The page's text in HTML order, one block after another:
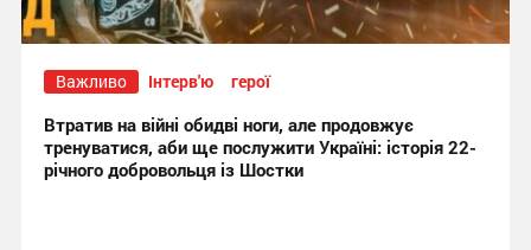
Важливо Інтерв'ю герої
Втратив на війні обидві ноги, але продовжує
тренуватися, аби ще послужити Україні: історія 22-
річного добровольця із Шостки